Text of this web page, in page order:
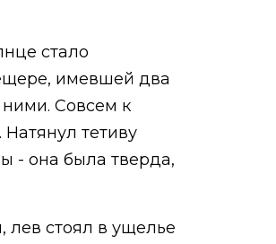
стало
имевшей два
Совсем к
тетиву
- она была тверда,
лев стоял в ущелье